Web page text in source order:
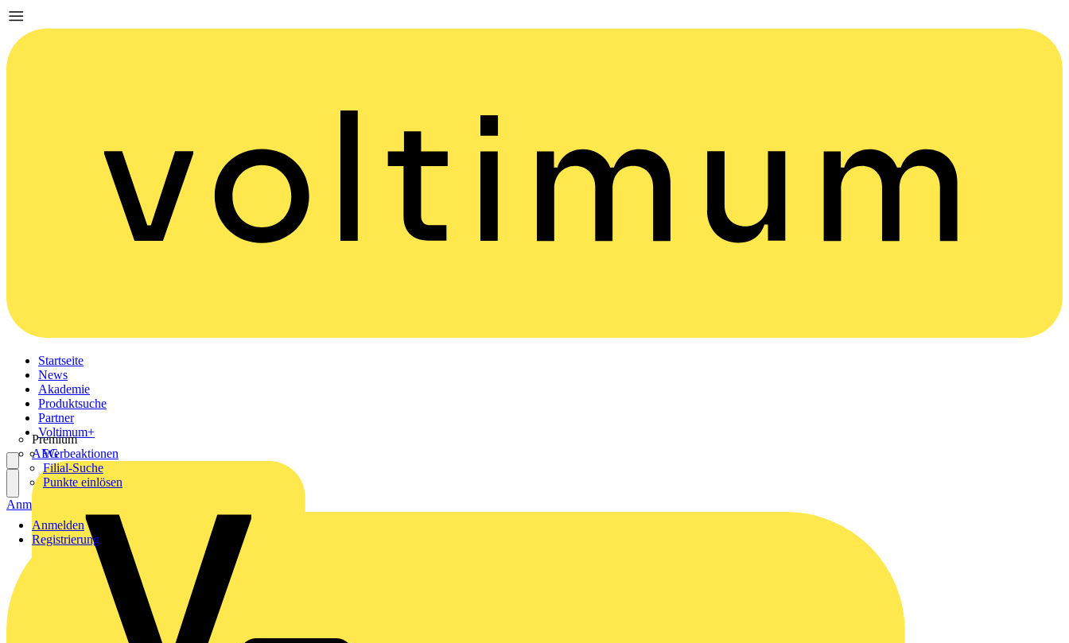
Startseite
News
Akademie
Produktsuche
Partner
Premium
AEG
Voltimum+
Werbeaktionen
Filial-Suche
Punkte einlösen
Anmelden
Registrierung
Anmelden